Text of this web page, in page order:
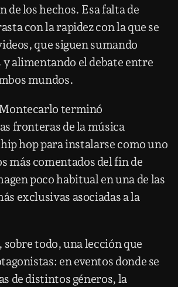
de los hechos. Esa falta de
con la rapidez con la que se
que siguen sumando
alimentando el debate entre
mundos.
terminó
fronteras de la música
hop para instalarse como uno
más comentados del fin de
poco habitual en una de las
exclusivas asociadas a la
sobre todo, una lección que
en eventos donde se
de distintos géneros, la